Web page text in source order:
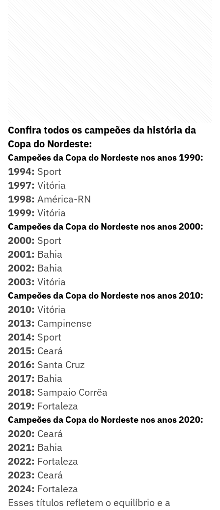
Confira todos os campeões da história da
Copa do Nordeste:
Campeões da Copa do Nordeste nos anos 1990:
1994: Sport
1997: Vitória
1998: América-RN
1999: Vitória
Campeões da Copa do Nordeste nos anos 2000:
2000: Sport
2001: Bahia
2002: Bahia
2003: Vitória
Campeões da Copa do Nordeste nos anos 2010:
2010: Vitória
2013: Campinense
2014: Sport
2015: Ceará
2016: Santa Cruz
2017: Bahia
2018: Sampaio Corrêa
2019: Fortaleza
Campeões da Copa do Nordeste nos anos 2020:
2020: Ceará
2021: Bahia
2022: Fortaleza
2023: Ceará
2024: Fortaleza
Esses títulos refletem o equilíbrio e a